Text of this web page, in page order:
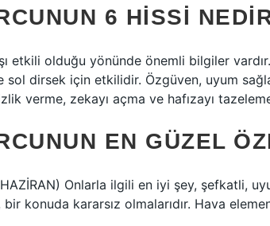
6 HISSI
etkili olduğu yönünde önemli bilgiler
sol dirsek için etkilidir. Özgüven, uyum
verme, zekayı açma ve hafızayı
EN GÜZEL
HAZİRAN) Onlarla ilgili en iyi şey, şefkatli,
bir konuda kararsız olmalarıdır. Hava